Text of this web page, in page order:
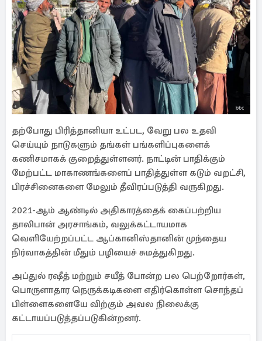
தற்போது பிரித்தானியா உட்பட, வேறு பல உதவி
செய்யும் நாடுகளும் தங்கள் பங்களிப்புகளைக்
கணிசமாகக் குறைத்துள்ளனர். நாட்டின் பாதிக்கும்
மேற்பட்ட மாகாணங்களைப் பாதித்துள்ள கடும் வறட்சி,
பிரச்சினைகளை மேலும் தீவிரப்படுத்தி வருகிறது.
2021-ஆம் ஆண்டில் அதிகாரத்தைக் கைப்பற்றிய
தாலிபான் அரசாங்கம், வலுக்கட்டாயமாக
வெளியேற்றப்பட்ட ஆப்கானிஸ்தானின் முந்தைய
நிர்வாகத்தின் மீதும் பழியைச் சுமத்துகிறது.
அப்துல் ரஷீத் மற்றும் சயீத் போன்ற பல பெற்றோர்கள்,
பொருளாதார நெருக்கடிகளை எதிர்கொள்ள சொந்தப்
பிள்ளைகளையே விற்கும் அவல நிலைக்கு
கட்டாயப்படுத்தப்படுகின்றனர்.